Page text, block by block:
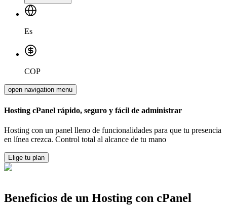
Es
COP
open navigation menu
Hosting cPanel rápido, seguro y fácil de administrar
Hosting con un panel lleno de funcionalidades para que tu presencia
en línea crezca. Control total al alcance de tu mano
Elige tu plan
Beneficios de un Hosting con cPanel